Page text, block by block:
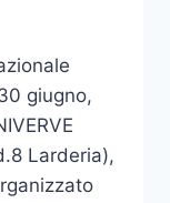
giugno,
Larderia),